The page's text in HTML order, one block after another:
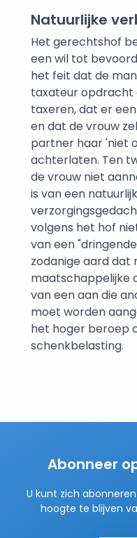
Natuurlijke
Het gerechtshof
een wil tot
het feit dat de
taxateur opdracht
taxeren, dat er
en dat de vrouw
partner haar 'niet
achterlaten. Ten
de vrouw niet
is van een
volgens het hof
van een
zodanige aard dat
maatschappelijke
van een aan die
moet worden
het hoger beroep
schenkbelasting.
Abonneer
U kunt zich
hoogte te blijven